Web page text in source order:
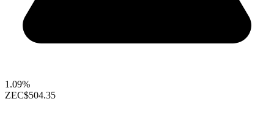
1.09%
ZEC$504.35